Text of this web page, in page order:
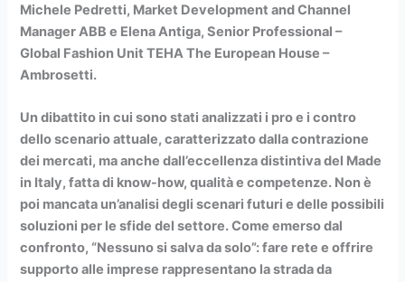
Michele Pedretti, Market Development and Channel
Manager ABB e Elena Antiga, Senior Professional –
Global Fashion Unit TEHA The European House –
Ambrosetti.
Un dibattito in cui sono stati analizzati i pro e i contro
dello scenario attuale, caratterizzato dalla contrazione
dei mercati, ma anche dall’eccellenza distintiva del Made
in Italy, fatta di know-how, qualità e competenze. Non è
poi mancata un’analisi degli scenari futuri e delle possibili
soluzioni per le sfide del settore. Come emerso dal
confronto, “Nessuno si salva da solo”: fare rete e offrire
supporto alle imprese rappresentano la strada da